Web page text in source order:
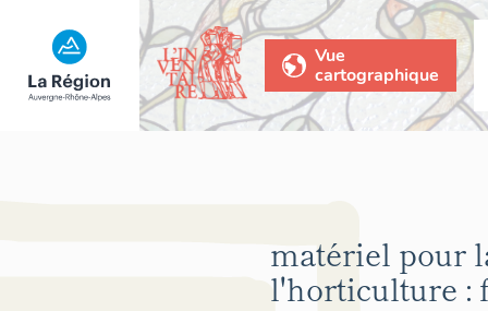
Vue
cartographique
matériel pour
l'horticulture :